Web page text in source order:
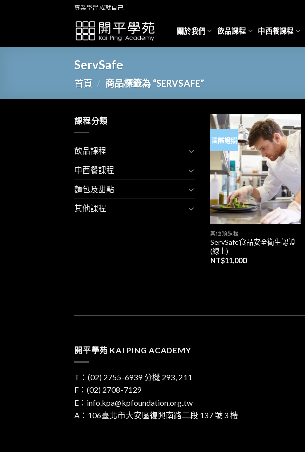
專業學習 成就自己
關於我們 飲品課程 中西餐課程
ServSafe
首頁 / 商品標籤為 “SERVSAFE”
課程分類
飲品課程
中西餐課程
麵包及甜點
其他課程
國際證照
加入
單」
其他類課程
ServSafe食品安全衛生認證
(線上)
NT$11,000
開平學苑 KAI PING ACADEMY
T： (02) 2755-6939分機 293, 211
F：(02) 2708-7129
E： info.kpa@kpfoundation.org.tw
A： 106臺北市大安區復興南路二段 137 號 3 樓